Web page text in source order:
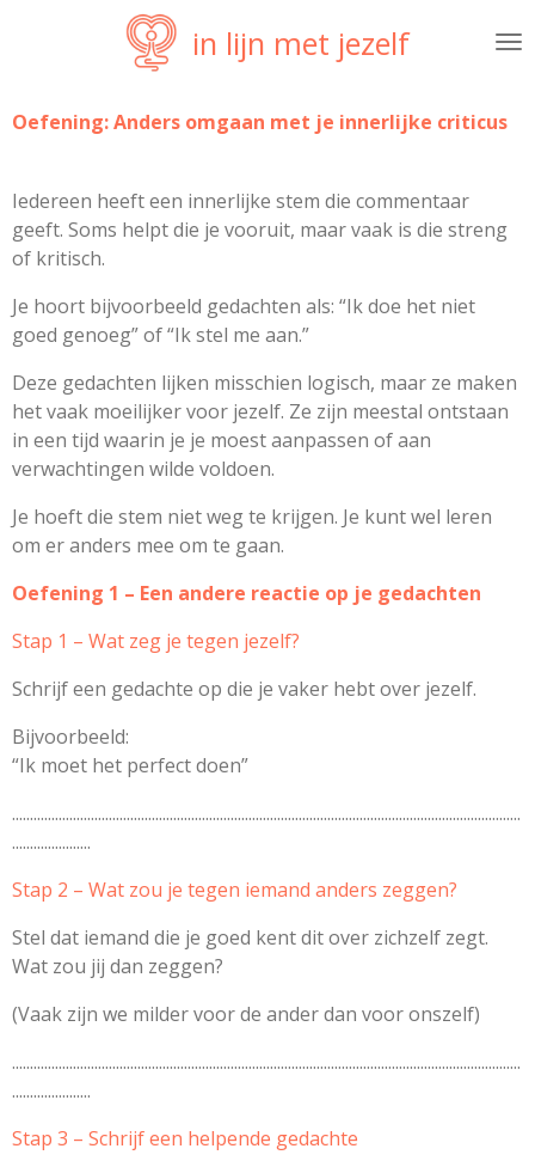
de
hoofdinhoud
in lijn met jezelf
Oefening:Anders omgaan met je innerlijke criticus
Iedereen heeft een innerlijke stem die commentaar
geeft. Soms helpt die je vooruit, maar vaak is die streng
of kritisch.
Je hoort bijvoorbeeld gedachten als: “Ik doe het niet
goed genoeg” of “Ik stel me aan.”
Deze gedachten lijken misschien logisch, maar ze maken
het vaak moeilijker voor jezelf. Ze zijn meestal ontstaan
in een tijd waarin je je moest aanpassen of aan
verwachtingen wilde voldoen.
Je hoeft die stem niet weg te krijgen. Je kunt wel leren
om er anders mee om te gaan.
Oefening 1 – Een andere reactie op je gedachten
Stap 1 – Wat zeg je tegen jezelf?
Schrijf een gedachte op die je vaker hebt over jezelf.
Bijvoorbeeld:
“Ik moet het perfect doen”
..............................................................................................................................................
......................
Stap 2 – Wat zou je tegen iemand anders zeggen?
Stel dat iemand die je goed kent dit over zichzelf zegt.
Wat zou jij dan zeggen?
(Vaak zijn we milder voor de ander dan voor onszelf)
..............................................................................................................................................
......................
Stap 3 – Schrijf een helpende gedachte